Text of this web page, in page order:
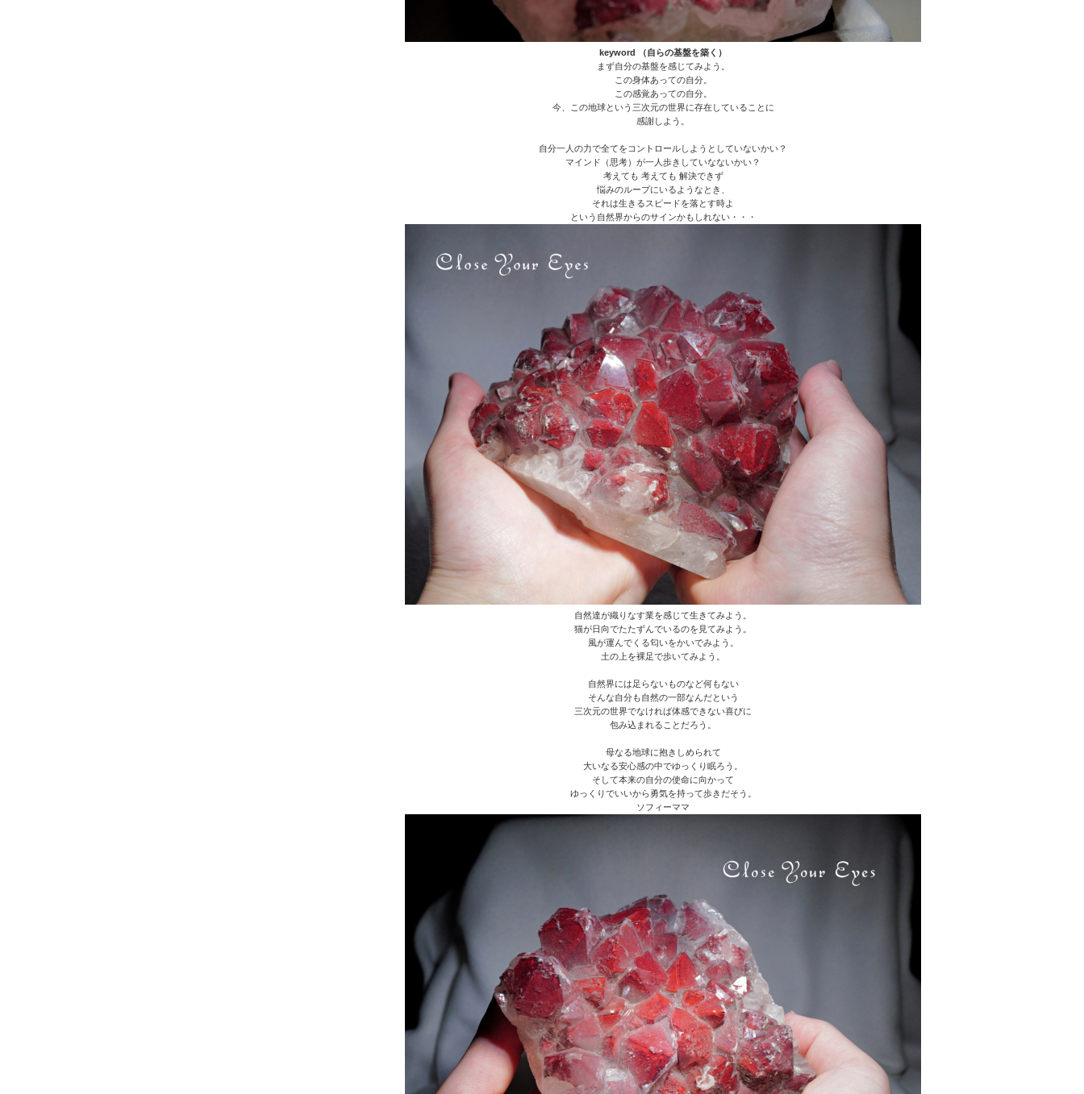
keyword （自らの基盤を築く）
まず自分の基盤を感じてみよう。
この身体あっての自分。
この感覚あっての自分。
今、この地球という三次元の世界に存在していることに
感謝しよう。
自分一人の力で全てをコントロールしようとしていないかい？
マインド（思考）が一人歩きしていなないかい？
考えても 考えても 解決できず
悩みのループにいるようなとき、
それは生きるスピードを落とす時よ
という自然界からのサインかもしれない・・・
自然達が織りなす業を感じて生きてみよう。
猫が日向でたたずんでいるのを見てみよう。
風が運んでくる匂いをかいでみよう。
土の上を裸足で歩いてみよう。
自然界には足らないものなど何もない
そんな自分も自然の一部なんだという
三次元の世界でなければ体感できない喜びに
包み込まれることだろう。
母なる地球に抱きしめられて
大いなる安心感の中でゆっくり眠ろう。
そして本来の自分の使命に向かって
ゆっくりでいいから勇気を持って歩きだそう。
ソフィーママ